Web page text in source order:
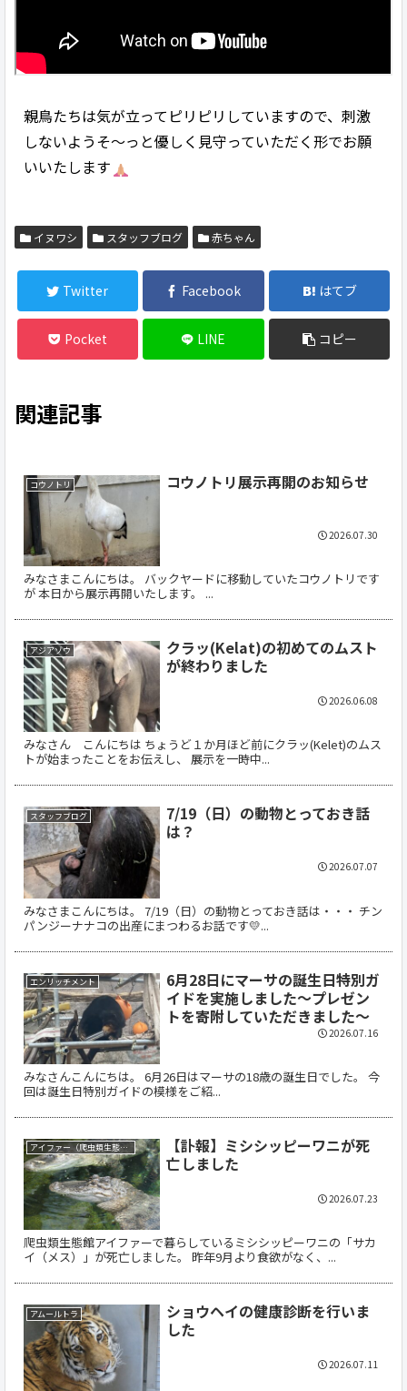
親鳥たちは気が立ってピリピリしていますので、刺激
しないようそ～っと優しく見守っていただく形でお願
いいたします
イヌワシ スタッフブログ 赤ちゃん
Twitter Facebook はてブ
Pocket LINE コピー
関連記事
コウノトリ コウノトリ展示再開のお知らせ
みなさまこんにちは。 バックヤードに移動していたコウノトリです
が 本日から展示再開いたします。 ...
2026.07.30
アジアゾウ
クラッ(Kelat)の初めてのムスト
が終わりました
みなさん こんにちは ちょうど１か月ほど前にクラッ(Kelet)のムス
トが始まったことをお伝えし、 展示を一時中...
2026.06.08
スタッフブログ
7/19（日）の動物とっておき話
は？
みなさまこんにちは。 7/19（日）の動物とっておき話は・・・ チン
パンジーナナコの出産にまつわるお話です💛...
2026.07.07
エンリッチメント
6月28日にマーサの誕生日特別ガ
イドを実施しました～プレゼン
トを寄附していただきました～
みなさんこんにちは。 6月26日はマーサの18歳の誕生日でした。 今
回は誕生日特別ガイドの模様をご紹...
2026.07.16
アイファー（爬虫類生態館）
【訃報】ミシシッピーワニが死
亡しました
爬虫類生態館アイファーで暮らしているミシシッピーワニの「サカ
イ（メス）」が死亡しました。 昨年9月より食欲がなく、...
2026.07.23
アムールトラ
ショウヘイの健康診断を行いま
した
2026.07.11